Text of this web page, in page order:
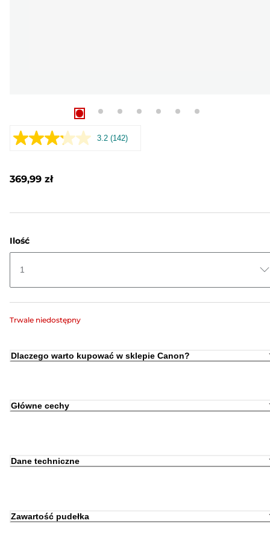
3.2 Czytaj
(142)
369,99 zł
Ilość
1
Trwale niedostępny
Dlaczego warto kupować w sklepie Canon?
Główne cechy
Dane techniczne
Zawartość pudełka